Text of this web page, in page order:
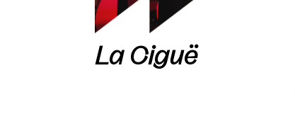
La Ciguë